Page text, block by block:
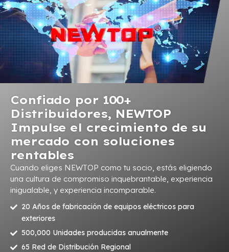
Confiado por 100+
Distribuidores, NEWTOP
Impulse el crecimiento de su
mercado con soluciones
rentables
Cuando eliges NEWTOP como tu socio, estás eligiendo
una cultura de compromiso inquebrantable, experiencia
inigualable, y experiencia incomparable.
20 Años de fabricación de equipos eléctricos para
exteriores
500,000 Unidades producidas anualmente
65 Red de Distribución Regional